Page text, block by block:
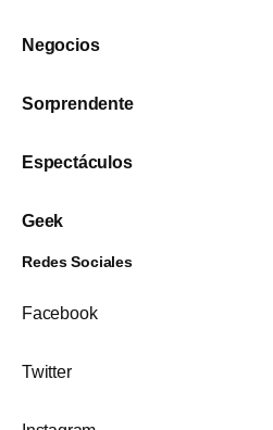
Negocios
Sorprendente
Espectáculos
Geek
Redes Sociales
Facebook
Twitter